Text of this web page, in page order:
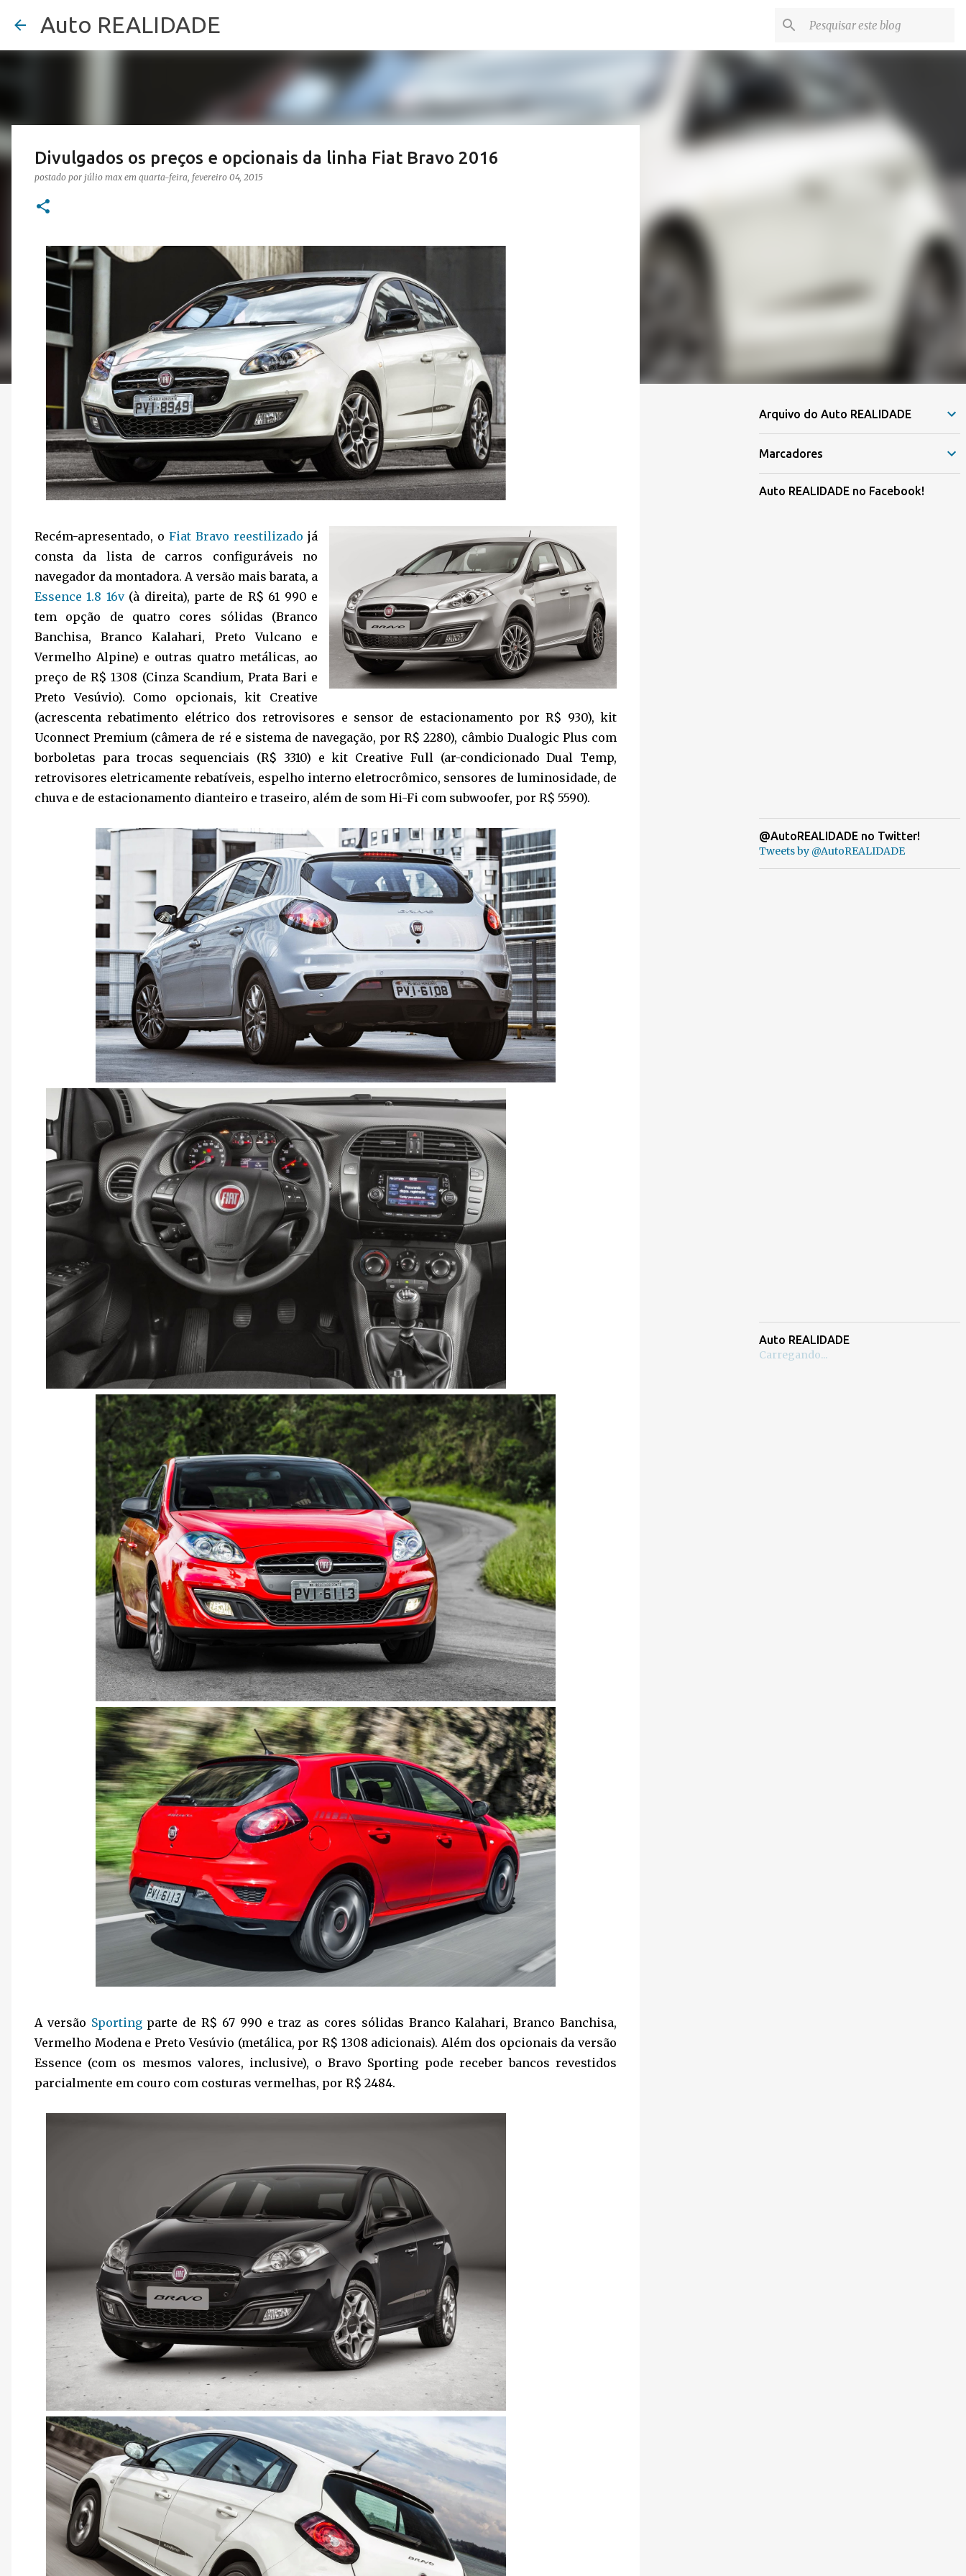
Auto REALIDADE
Divulgados os preços e opcionais da linha Fiat Bravo 2016
postado por júlio max em quarta-feira, fevereiro 04, 2015
Recém-apresentado, o Fiat Bravo reestilizado já
consta da lista de carros configuráveis no
navegador da montadora. A versão mais barata, a
Essence 1.8 16v(à direita), parte de R$ 61 990 e
tem opção de quatro cores sólidas (Branco
Banchisa, Branco Kalahari, Preto Vulcano e
Vermelho Alpine) e outras quatro metálicas, ao
preço de R$ 1308 (Cinza Scandium, Prata Bari e
Preto Vesúvio). Como opcionais, kit Creative
(acrescenta rebatimento elétrico dos retrovisores e sensor de estacionamento por R$ 930), kit
Uconnect Premium (câmera de ré e sistema de navegação, por R$ 2280), câmbio Dualogic Plus com
borboletas para trocas sequenciais (R$ 3310) e kit Creative Full (ar-condicionado Dual Temp,
retrovisores eletricamente rebatíveis, espelho interno eletrocrômico, sensores de luminosidade, de
chuva e de estacionamento dianteiro e traseiro, além de som Hi-Fi com subwoofer, por R$ 5590).
A versão Sportingparte de R$ 67 990 e traz as cores sólidas Branco Kalahari, Branco Banchisa,
Vermelho Modena e Preto Vesúvio (metálica, por R$ 1308 adicionais). Além dos opcionais da versão
Essence (com os mesmos valores, inclusive), o Bravo Sporting pode receber bancos revestidos
parcialmente em couro com costuras vermelhas, por R$ 2484.
Arquivo do Auto REALIDADE
Marcadores
Auto REALIDADE no Facebook!
@AutoREALIDADE no Twitter!
Tweets by @AutoREALIDADE
Auto REALIDADE
Carregando...